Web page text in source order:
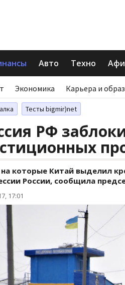
Авто Техно
Экономика Карьера и
Тесты bigmir)net
РФ
которые Китай выделил
России, сообщила
17:01